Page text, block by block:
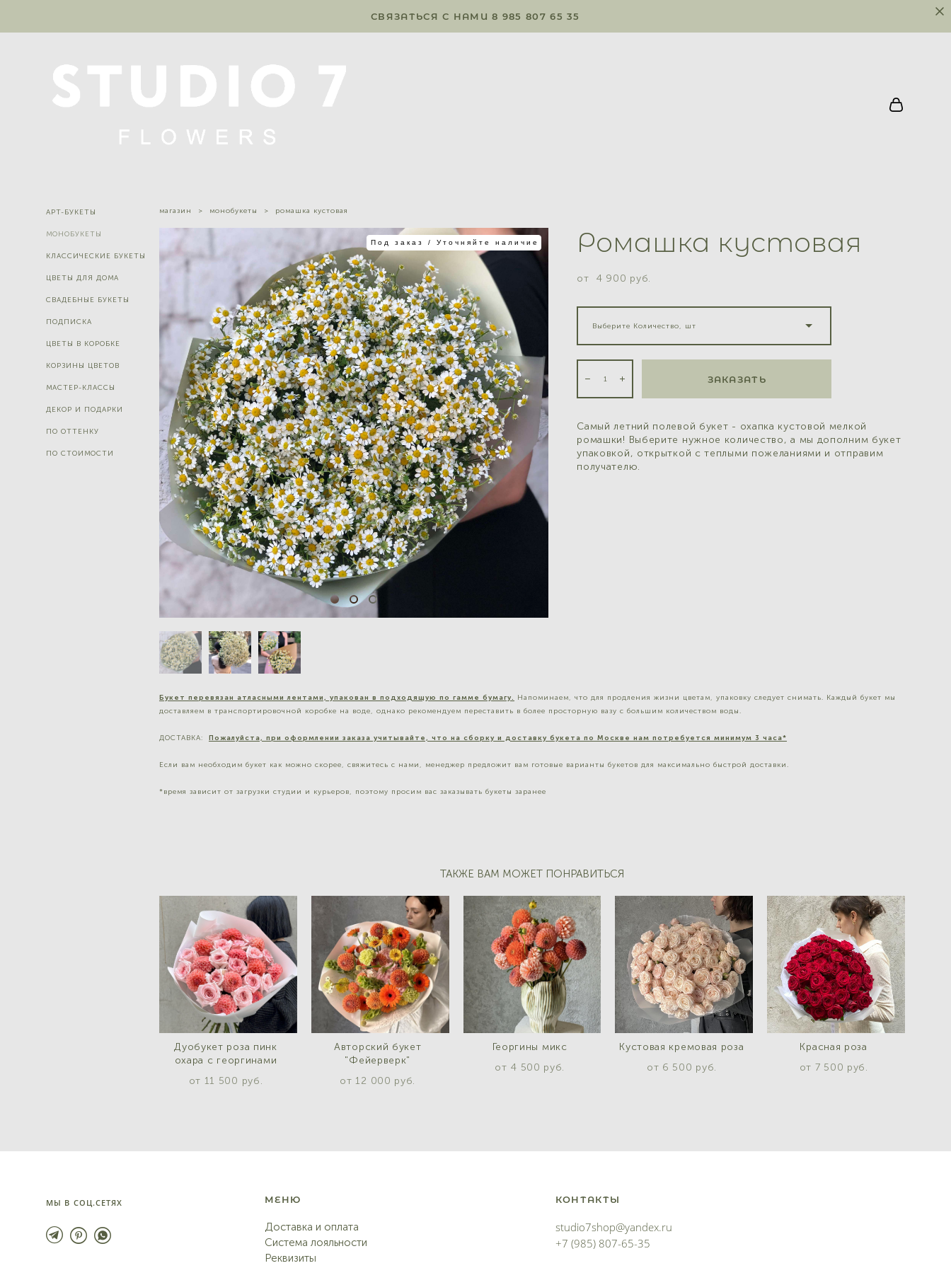
СВЯЗАТЬСЯ С НАМИ 8 985 807 65 35
АРТ-БУКЕТЫ
МОНОБУКЕТЫ
КЛАССИЧЕСКИЕ БУКЕТЫ
ЦВЕТЫ ДЛЯ ДОМА
СВАДЕБНЫЕ БУКЕТЫ
ПОДПИСКА
ЦВЕТЫ В КОРОБКЕ
КОРЗИНЫ ЦВЕТОВ
МАСТЕР-КЛАССЫ
ДЕКОР И ПОДАРКИ
ПО ОТТЕНКУ
ПО СТОИМОСТИ
магазин > монобукеты > ромашка кустовая
Под заказ / Уточняйте наличие Ромашка кустовая
от 4 900 pуб.
Выберите Количество, шт
ЗАКАЗАТЬ
Самый летний полевой букет - охапка кустовой мелкой
ромашки! Выберите нужное количество, а мы дополним букет
упаковкой, открыткой с теплыми пожеланиями и отправим
получателю.
Букет перевязан атласными лентами, упакован в подходящую по гамме бумагу. Напоминаем, что для продления жизни цветам, упаковку следует снимать. Каждый букет мы
доставляем в транспортировочной коробке на воде, однако рекомендуем переставить в более просторную вазу с большим количеством воды.
ДОСТАВКА: Пожалуйста, при оформлении заказа учитывайте, что на сборку и доставку букета по Москве нам потребуется минимум 3 часа*
Если вам необходим букет как можно скорее, свяжитесь с нами, менеджер предложит вам готовые варианты букетов для максимально быстрой доставки.
*время зависит от загрузки студии и курьеров, поэтому просим вас заказывать букеты заранее
ТАКЖЕ ВАМ МОЖЕТ ПОНРАВИТЬСЯ
Дуобукет роза пинк
охара с георгинами
от 11 500 pуб.
Авторский букет
"Фейерверк"
от 12 000 pуб.
Георгины микс
от 4 500 pуб.
Кустовая кремовая роза
от 6 500 pуб.
Красная роза
от 7 500 pуб.
МЫ В СОЦ.СЕТЯХ МЕНЮ
Доставка и оплата
Система лояльности
Реквизиты
КОНТАКТЫ
studio7shop@yandex.ru
+7 (985) 807-65-35